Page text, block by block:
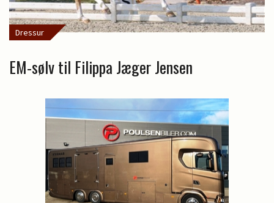
Dressur
EM-sølv til Filippa Jæger Jensen